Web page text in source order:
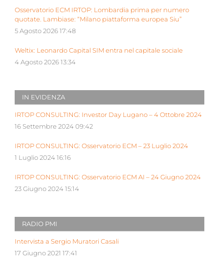
Osservatorio ECM IRTOP: Lombardia prima per numero
quotate. Lambiase: “Milano piattaforma europea Siu”
5 Agosto 2026 17:48
Weltix: Leonardo Capital SIM entra nel capitale sociale
4 Agosto 2026 13:34
IN EVIDENZA
IRTOP CONSULTING: Investor Day Lugano – 4 Ottobre 2024
16 Settembre 2024 09:42
IRTOP CONSULTING: Osservatorio ECM – 23 Luglio 2024
1 Luglio 2024 16:16
IRTOP CONSULTING: Osservatorio ECM AI – 24 Giugno 2024
23 Giugno 2024 15:14
RADIO PMI
Intervista a Sergio Muratori Casali
17 Giugno 2021 17:41